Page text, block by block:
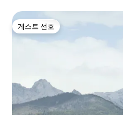
게스트 선호
게스트 선호